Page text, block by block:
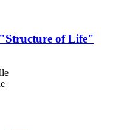
of Life"